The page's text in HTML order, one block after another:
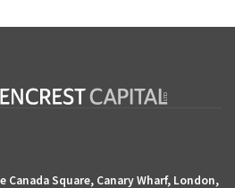
Canada Square, Canary Wharf, London,